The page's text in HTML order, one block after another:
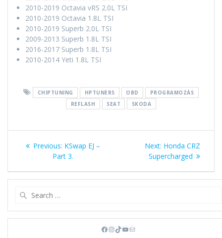
2010-2019 Octavia vRS 2.0L TSI
2010-2019 Octavia 1.8L TSI
2010-2019 Superb 2.0L TSI
2009-2013 Superb 1.8L TSI
2016-2017 Superb 1.8L TSI
2010-2014 Yeti 1.8L TSI
CHIPTUNING HPTUNERS OBD
PROGRAMOZÁS
REFLASH
SEAT SKODA
Bejegyzés
navigáció
Previous: Previous
post:
KSwap EJ –
Part 3.
Next: Next
post:
Honda CRZ
Supercharged
Facebook
Instagram
TikTok
YouTube
Mail